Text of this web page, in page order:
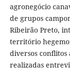
agronegócio
de grupos
Ribeirão Preto,
território
diversos conflitos
realizadas